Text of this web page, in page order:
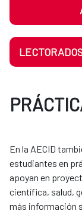
En la AECID
estudiantes en
apoyan en
científica, salud,
más información